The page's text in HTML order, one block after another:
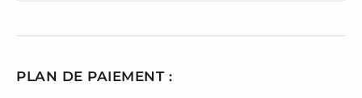
PLAN DE PAIEMENT :